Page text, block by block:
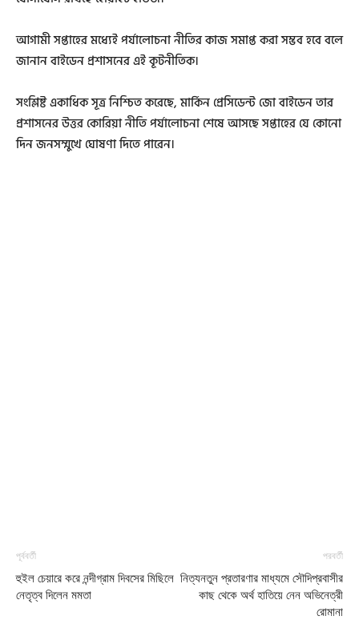
আগামী সপ্তাহের মধ্যেই পর্যালোচনা নীতির কাজ সমাপ্ত করা সম্ভব হবে বলে
জানান বাইডেন প্রশাসনের এই কূটনীতিক।
সংশ্লিষ্ট একাধিক সূত্র নিশ্চিত করেছে, মার্কিন প্রেসিডেন্ট জো বাইডেন তার
প্রশাসনের উত্তর কোরিয়া নীতি পর্যালোচনা শেষে আসছে সপ্তাহের যে কোনো
দিন জনসম্মুখে ঘোষণা দিতে পারেন।
পূর্ববর্তী
হুইল চেয়ারে করে নন্দীগ্রাম দিবসের মিছিলে
নেতৃত্ব দিলেন মমতা
পরবর্তী
নিত্যনতুন প্রতারণার মাধ্যমে সৌদিপ্রবাসীর
কাছ থেকে অর্থ হাতিয়ে নেন অভিনেত্রী
রোমানা